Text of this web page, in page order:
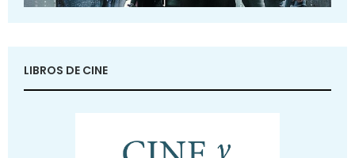
LIBROS DE CINE